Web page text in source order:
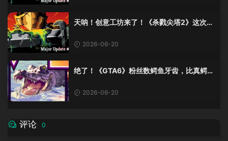
天呐！创意工坊来了！《杀戮尖塔2》这次更
2026-06-20
绝了！《GTA6》粉丝数鳄鱼牙齿，比真鳄鱼
2026-06-20
评论 0